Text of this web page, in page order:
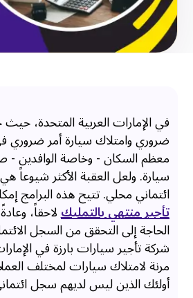
في الإمارات العربية المتحدة، حيث
ضروري وامتلاك سيارة أمر ضروري
معظم السكان - وخاصة الوافدين -
سيارة. ولعل العقبة الأكثر
ائتماني محلي. تتيح هذه البرامج
تأجير منتهي بالتمليكلاحقاً،
الحاجة إلى التحقق من السجل
شركة تأجير سيارات بارزة في
مرنة لامتلاك سيارات لمختلف
أولئك الذين ليس لديهم سجل